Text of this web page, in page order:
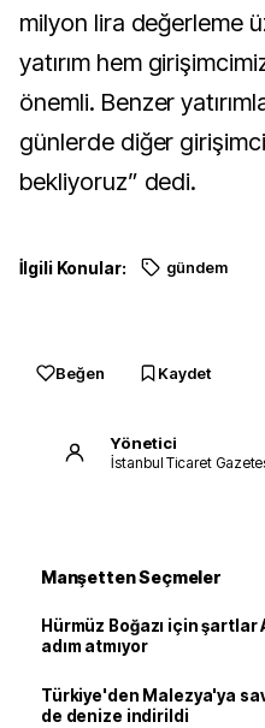
milyon lira değerleme
yatırım hem
önemli. Benzer
günlerde diğer
bekliyoruz” dedi.
İlgili Konular: gündem
Beğen Kaydet
Yönetici
İstanbul Ticaret
Manşetten Seçmeler
Hürmüz Boğazı için
adım atmıyor
Türkiye'den Malezya'ya
de denize indirildi